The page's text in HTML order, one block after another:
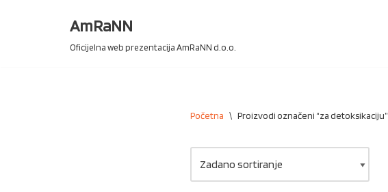
AmRaNN
Oficijelna web prezentacija AmRaNN d.o.o.
Početna \ Proizvodi označeni “za detoksikaciju”